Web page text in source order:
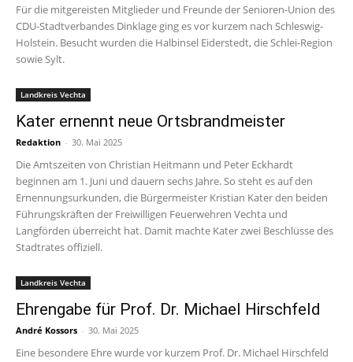
Für die mitgereisten Mitglieder und Freunde der Senioren-Union des
CDU-Stadtverbandes Dinklage ging es vor kurzem nach Schleswig-
Holstein. Besucht wurden die Halbinsel Eiderstedt, die Schlei-Region
sowie Sylt.
Landkreis Vechta
Kater ernennt neue Ortsbrandmeister
Redaktion - 30. Mai 2025
Die Amtszeiten von Christian Heitmann und Peter Eckhardt
beginnen am 1. Juni und dauern sechs Jahre. So steht es auf den
Ernennungsurkunden, die Bürgermeister Kristian Kater den beiden
Führungskräften der Freiwilligen Feuerwehren Vechta und
Langförden überreicht hat. Damit machte Kater zwei Beschlüsse des
Stadtrates offiziell.
Landkreis Vechta
Ehrengabe für Prof. Dr. Michael Hirschfeld
André Kossors - 30. Mai 2025
Eine besondere Ehre wurde vor kurzem Prof. Dr. Michael Hirschfeld